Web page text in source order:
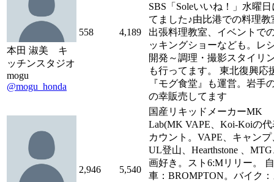
本田 淑美 キ
ッチンスタジオ
mogu
@mogu_honda
558 4,189
SBS「Soleいいね！」水曜
てました♪由比港での料理教
出張料理教室、イベントで
ッキングショーなども。レ
開発～調理・撮影スタイリ
も行ってます。 東北復興応
『モグ食堂』も運営。岩手
の幸販売してます
2,946 5,540
国産リキッドメーカーMK
Lab(MK VAPE、Koi-Koiの
カウント。VAPE、キャンプ
UL登山、Hearthstone 、
画好き。スト6:Mリリー。
車：BROMPTON。バイク